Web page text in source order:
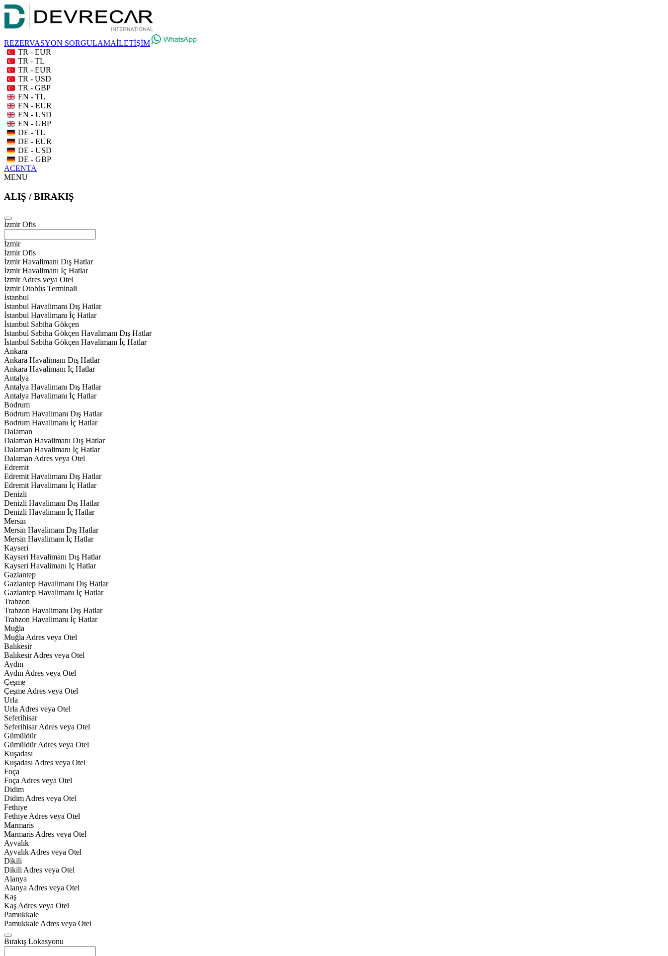
REZERVASYON SORGULAMAİLETİŞİM
TR - EUR
TR - TL
TR - EUR
TR - USD
TR - GBP
EN - TL
EN - EUR
EN - USD
EN - GBP
DE - TL
DE - EUR
DE - USD
DE - GBP
ACENTA
MENU
ALIŞ / BIRAKIŞ
İzmir Ofis
İzmir
İzmir Ofis
İzmir Havalimanı Dış Hatlar
İzmir Havalimanı İç Hatlar
İzmir Adres veya Otel
İzmir Otobüs Terminali
İstanbul
İstanbul Havalimanı Dış Hatlar
İstanbul Havalimanı İç Hatlar
İstanbul Sabiha Gökçen
İstanbul Sabiha Gökçen Havalimanı Dış Hatlar
İstanbul Sabiha Gökçen Havalimanı İç Hatlar
Ankara
Ankara Havalimanı Dış Hatlar
Ankara Havalimanı İç Hatlar
Antalya
Antalya Havalimanı Dış Hatlar
Antalya Havalimanı İç Hatlar
Bodrum
Bodrum Havalimanı Dış Hatlar
Bodrum Havalimanı İç Hatlar
Dalaman
Dalaman Havalimanı Dış Hatlar
Dalaman Havalimanı İç Hatlar
Dalaman Adres veya Otel
Edremit
Edremit Havalimanı Dış Hatlar
Edremit Havalimanı İç Hatlar
Denizli
Denizli Havalimanı Dış Hatlar
Denizli Havalimanı İç Hatlar
Mersin
Mersin Havalimanı Dış Hatlar
Mersin Havalimanı İç Hatlar
Kayseri
Kayseri Havalimanı Dış Hatlar
Kayseri Havalimanı İç Hatlar
Gaziantep
Gaziantep Havalimanı Dış Hatlar
Gaziantep Havalimanı İç Hatlar
Trabzon
Trabzon Havalimanı Dış Hatlar
Trabzon Havalimanı İç Hatlar
Muğla
Muğla Adres veya Otel
Balıkesir
Balıkesir Adres veya Otel
Aydın
Aydın Adres veya Otel
Çeşme
Çeşme Adres veya Otel
Urla
Urla Adres veya Otel
Seferihisar
Seferihisar Adres veya Otel
Gümüldür
Gümüldür Adres veya Otel
Kuşadası
Kuşadası Adres veya Otel
Foça
Foça Adres veya Otel
Didim
Didim Adres veya Otel
Fethiye
Fethiye Adres veya Otel
Marmaris
Marmaris Adres veya Otel
Ayvalık
Ayvalık Adres veya Otel
Dikili
Dikili Adres veya Otel
Alanya
Alanya Adres veya Otel
Kaş
Kaş Adres veya Otel
Pamukkale
Pamukkale Adres veya Otel
Bırakış Lokasyonu